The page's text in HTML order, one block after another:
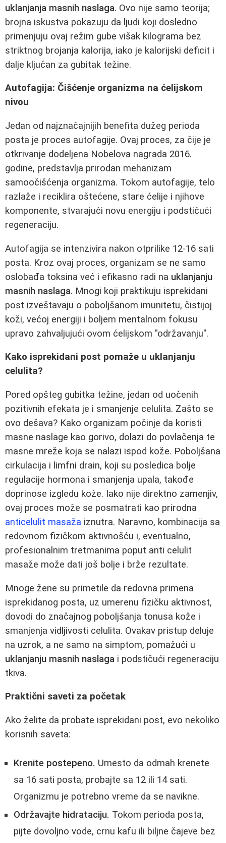
uklanjanja masnih naslaga. Ovo nije samo teorija;
brojna iskustva pokazuju da ljudi koji dosledno
primenjuju ovaj režim gube višak kilograma bez
striktnog brojanja kalorija, iako je kalorijski deficit i
dalje ključan za gubitak težine.
Autofagija: Čišćenje organizma na ćelijskom
nivou
Jedan od najznačajnijih benefita dužeg perioda
posta je proces autofagije. Ovaj proces, za čije je
otkrivanje dodeljena Nobelova nagrada 2016.
godine, predstavlja prirodan mehanizam
samoočišćenja organizma. Tokom autofagije, telo
razlaže i reciklira oštećene, stare ćelije i njihove
komponente, stvarajući novu energiju i podstičući
regeneraciju.
Autofagija se intenzivira nakon otprilike 12-16 sati
posta. Kroz ovaj proces, organizam se ne samo
oslobađa toksina već i efikasno radi na uklanjanju
masnih naslaga. Mnogi koji praktikuju isprekidani
post izveštavaju o poboljšanom imunitetu, čistijoj
koži, većoj energiji i boljem mentalnom fokusu
upravo zahvaljujući ovom ćelijskom "održavanju".
Kako isprekidani post pomaže u uklanjanju
celulita?
Pored opšteg gubitka težine, jedan od uočenih
pozitivnih efekata je i smanjenje celulita. Zašto se
ovo dešava? Kako organizam počinje da koristi
masne naslage kao gorivo, dolazi do povlačenja te
masne mreže koja se nalazi ispod kože. Poboljšana
cirkulacija i limfni drain, koji su posledica bolje
regulacije hormona i smanjenja upala, takođe
doprinose izgledu kože. Iako nije direktno zamenjiv,
ovaj proces može se posmatrati kao prirodna
anticelulit masaža iznutra. Naravno, kombinacija sa
redovnom fizičkom aktivnošću i, eventualno,
profesionalnim tretmanima poput anti celulit
masaže može dati još bolje i brže rezultate.
Mnoge žene su primetile da redovna primena
isprekidanog posta, uz umerenu fizičku aktivnost,
dovodi do značajnog poboljšanja tonusa kože i
smanjenja vidljivosti celulita. Ovakav pristup deluje
na uzrok, a ne samo na simptom, pomažući u
uklanjanju masnih naslaga i podstičući regeneraciju
tkiva.
Praktični saveti za početak
Ako želite da probate isprekidani post, evo nekoliko
korisnih saveta:
Krenite postepeno. Umesto da odmah krenete
sa 16 sati posta, probajte sa 12 ili 14 sati.
Organizmu je potrebno vreme da se navikne.
Održavajte hidrataciju. Tokom perioda posta,
pijte dovoljno vode, crnu kafu ili biljne čajeve bez